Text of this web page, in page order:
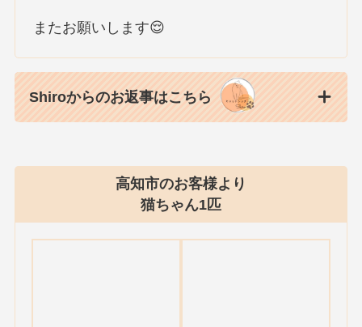
またお願いします😌
Shiroからのお返事はこちら
高知市のお客様より
猫ちゃん1匹